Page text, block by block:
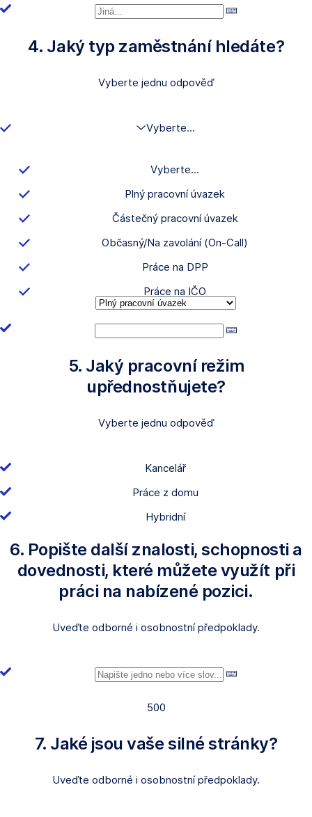
4. Jaký typ zaměstnání hledáte?
Vyberte jednu odpověď
Vyberte...
Vyberte...
Plný pracovní úvazek
Částečný pracovní úvazek
Občasný/Na zavolání (On-Call)
Práce na DPP
Práce na IČO
5. Jaký pracovní režim
upřednostňujete?
Vyberte jednu odpověď
Kancelář
Práce z domu
Hybridní
6. Popište další znalosti, schopnosti a
dovednosti, které můžete využít při
práci na nabízené pozici.
Uveďte odborné i osobnostní předpoklady.
500
7. Jaké jsou vaše silné stránky?
Uveďte odborné i osobnostní předpoklady.